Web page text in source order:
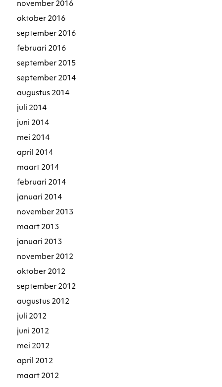
november 2016
oktober 2016
september 2016
februari 2016
september 2015
september 2014
augustus 2014
juli 2014
juni 2014
mei 2014
april 2014
maart 2014
februari 2014
januari 2014
november 2013
maart 2013
januari 2013
november 2012
oktober 2012
september 2012
augustus 2012
juli 2012
juni 2012
mei 2012
april 2012
maart 2012